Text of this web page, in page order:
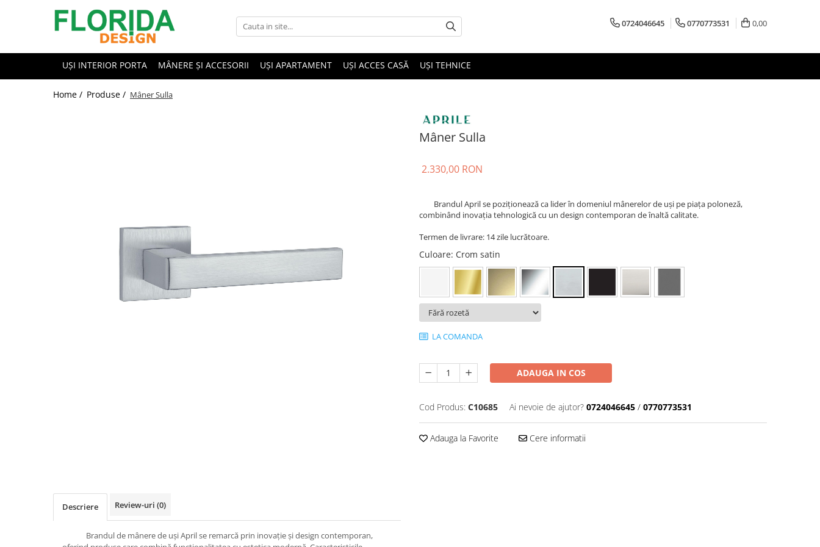
0724046645 0770773531 0,00
UȘI INTERIOR PORTA MÂNERE ȘI ACCESORII UȘI APARTAMENT UȘI ACCES CASĂ UȘI TEHNICE
Home / Produse / Mâner Sulla
Mâner Sulla
2.330,00 RON
Brandul April se poziționează ca lider în domeniul mânerelor de uși pe piața poloneză,
combinând inovația tehnologică cu un design contemporan de înaltă calitate.
Termen de livrare: 14 zile lucrătoare.
Culoare: Crom satin
LA COMANDA
ADAUGA IN COS
Cod Produs: C10685 Ai nevoie de ajutor? 0724046645 / 0770773531
Adauga la Favorite Cere informatii
Descriere Review-uri (0)
Brandul de mânere de uși April se remarcă prin inovație și design contemporan,